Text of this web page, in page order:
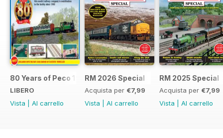
80 Years of Peco 1946 - 2026
LIBERO
Vista
Al carrello
RM 2026 Special
Acquista per €7,99
Vista
Al carrello
RM 2025 Special
Acquista per €7,99
Vista
Al carrello